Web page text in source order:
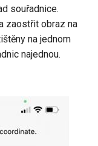
souřadnice.
zaostřit obraz na
na jednom
najednou.